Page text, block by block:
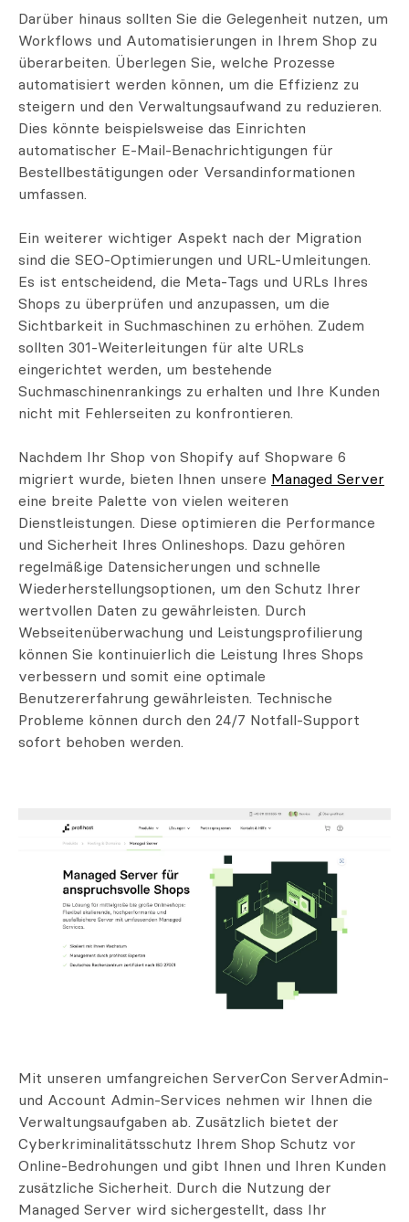
Darüber hinaus sollten Sie die Gelegenheit nutzen, um
Workflows und Automatisierungen in Ihrem Shop zu
überarbeiten. Überlegen Sie, welche Prozesse
automatisiert werden können, um die Effizienz zu
steigern und den Verwaltungsaufwand zu reduzieren.
Dies könnte beispielsweise das Einrichten
automatischer E-Mail-Benachrichtigungen für
Bestellbestätigungen oder Versandinformationen
umfassen.
Ein weiterer wichtiger Aspekt nach der Migration
sind die SEO-Optimierungen und URL-Umleitungen.
Es ist entscheidend, die Meta-Tags und URLs Ihres
Shops zu überprüfen und anzupassen, um die
Sichtbarkeit in Suchmaschinen zu erhöhen. Zudem
sollten 301-Weiterleitungen für alte URLs
eingerichtet werden, um bestehende
Suchmaschinenrankings zu erhalten und Ihre Kunden
nicht mit Fehlerseiten zu konfrontieren.
Nachdem Ihr Shop von Shopify auf Shopware 6
migriert wurde, bieten Ihnen unsere Managed Server
eine breite Palette von vielen weiteren
Dienstleistungen. Diese optimieren die Performance
und Sicherheit Ihres Onlineshops. Dazu gehören
regelmäßige Datensicherungen und schnelle
Wiederherstellungsoptionen, um den Schutz Ihrer
wertvollen Daten zu gewährleisten. Durch
Webseitenüberwachung und Leistungsprofilierung
können Sie kontinuierlich die Leistung Ihres Shops
verbessern und somit eine optimale
Benutzererfahrung gewährleisten. Technische
Probleme können durch den 24/7 Notfall-Support
sofort behoben werden.
Mit unseren umfangreichen ServerCon ServerAdmin-
und Account Admin-Services nehmen wir Ihnen die
Verwaltungsaufgaben ab. Zusätzlich bietet der
Cyberkriminalitätsschutz Ihrem Shop Schutz vor
Online-Bedrohungen und gibt Ihnen und Ihren Kunden
zusätzliche Sicherheit. Durch die Nutzung der
Managed Server wird sichergestellt, dass Ihr